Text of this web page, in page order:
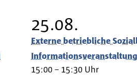
25.08.
Externe betriebliche
15:00 – 15:30 Uhr